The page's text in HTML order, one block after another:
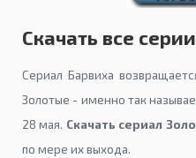
Скачать все
Сериал Барвиха
Золотые - именно так
28 мая. Скачать сериал
по мере их выхода.